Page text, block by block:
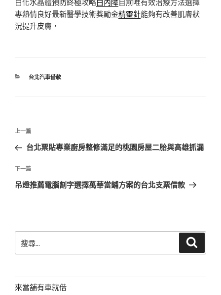
專熱情良好最新醫學技術獎勵金精靈針能夠有改善肌膚狀
況提升皮膚，
分
台北汽車借款
文
導
覽
上
一
文
章
上一篇
台北票貼專業廚房整修滿足的桃園房屋二胎與高雄抓漏
下
一
下一篇
吊燈推薦電腦割字選擇萬華當鋪方案的台北支票借款
尋
字:
來當舖有車就借